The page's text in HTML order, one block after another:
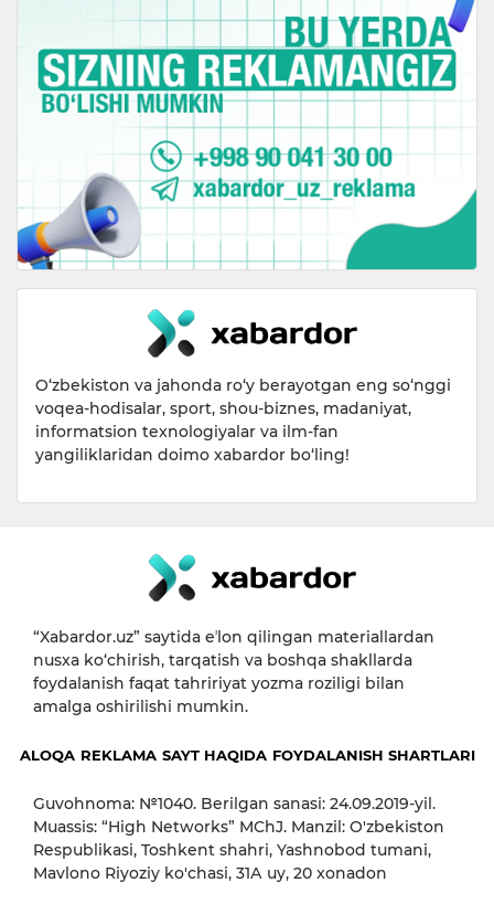
O‘zbekiston va jahonda ro‘y berayotgan eng so‘nggi
voqea-hodisalar, sport, shou-biznes, madaniyat,
informatsion texnologiyalar va ilm-fan
yangiliklaridan doimo xabardor bo‘ling!
“Xabardor.uz” saytida eʼlon qilingan materiallardan
nusxa ko‘chirish, tarqatish va boshqa shakllarda
foydalanish faqat tahririyat yozma roziligi bilan
amalga oshirilishi mumkin.
ALOQA REKLAMA SAYT HAQIDA FOYDALANISH SHARTLARI
Guvohnoma: №1040. Berilgan sanasi: 24.09.2019-yil.
Muassis: “High Networks” MChJ. Manzil: O'zbekiston
Respublikasi, Toshkent shahri, Yashnobod tumani,
Mavlono Riyoziy ko'chasi, 31А uy, 20 xonadon